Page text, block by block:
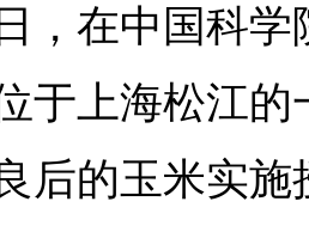
，在中国科
于上海松江
后的玉米实施